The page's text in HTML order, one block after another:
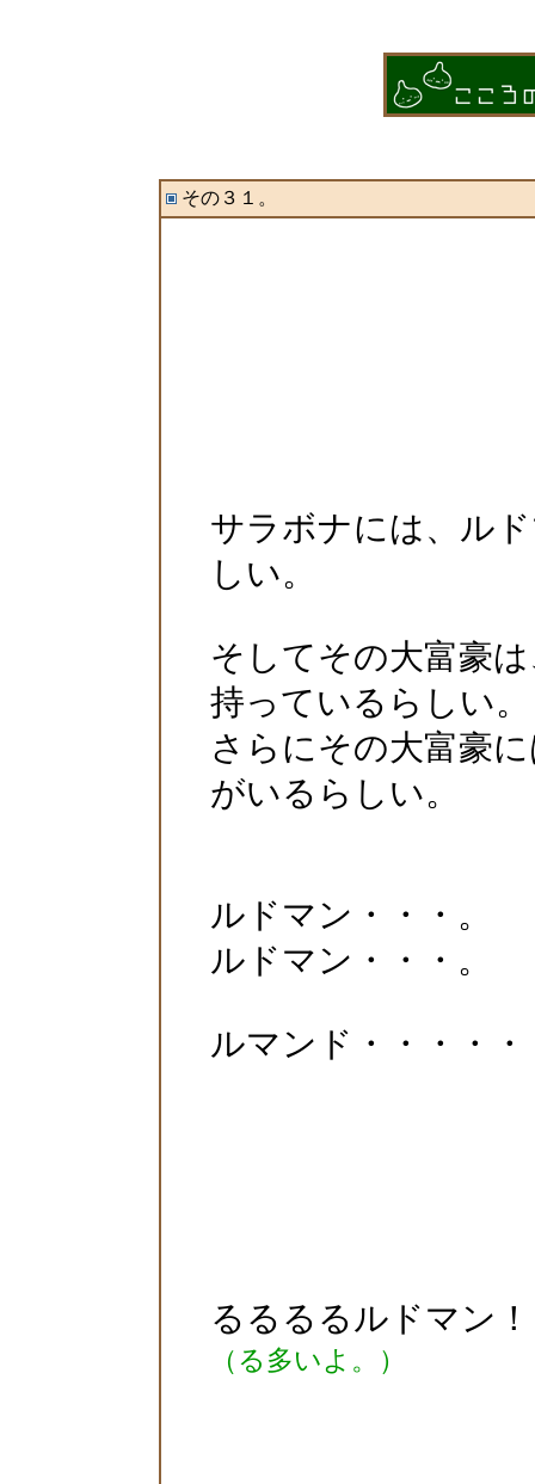
その３１。
サラボナには、ル
しい。
そしてその大富豪
持っているらしい。
さらにその大富豪
がいるらしい。
ルドマン・・・。
ルドマン・・・。
ルマンド・・・・
るるるるルドマン！
（る多いよ。）